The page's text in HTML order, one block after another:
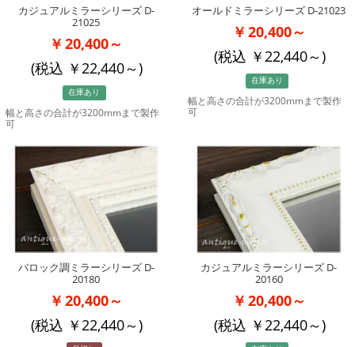
カジュアルミラーシリーズ D-
21025
20,400～
(税込
22,440～)
在庫あり
幅と高さの合計が3200mmまで製作
可
オールドミラーシリーズ D-21023
20,400～
(税込
22,440～)
在庫あり
幅と高さの合計が3200mmまで製作
可
バロック調ミラーシリーズ D-
20180
20,400～
(税込
22,440～)
カジュアルミラーシリーズ D-
20160
20,400～
(税込
22,440～)